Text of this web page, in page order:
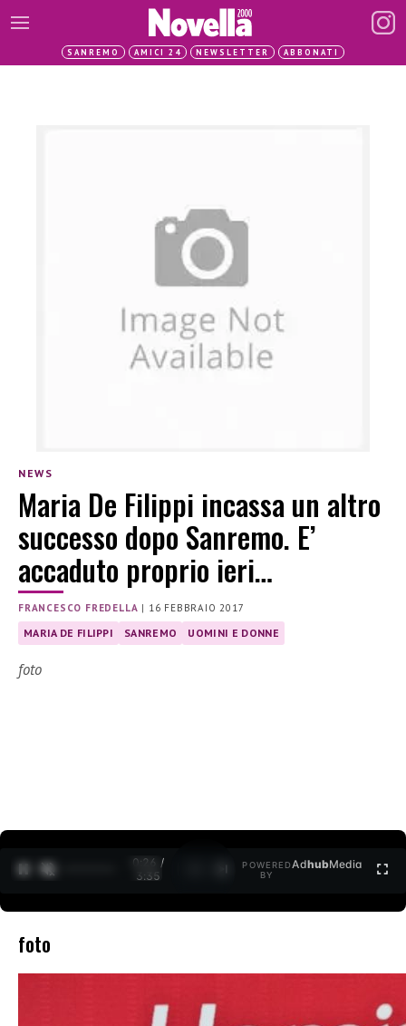
SANREMO AMICI 24 NEWSLETTER ABBONATI
NEWS
Maria De Filippi incassa un altro
successo dopo Sanremo. E’
accaduto proprio ieri…
FRANCESCO FREDELLA | 16 FEBBRAIO 2017
MARIA DE FILIPPI SANREMO UOMINI E DONNE
foto
0:26 /
3:35
POWERED
BY
AdhubMedia
foto